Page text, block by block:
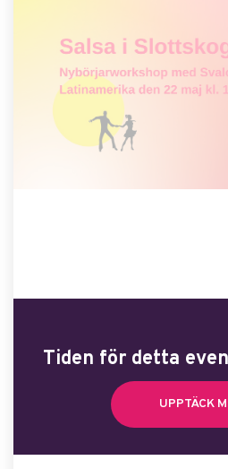
Tiden för detta
UPPTÄCK